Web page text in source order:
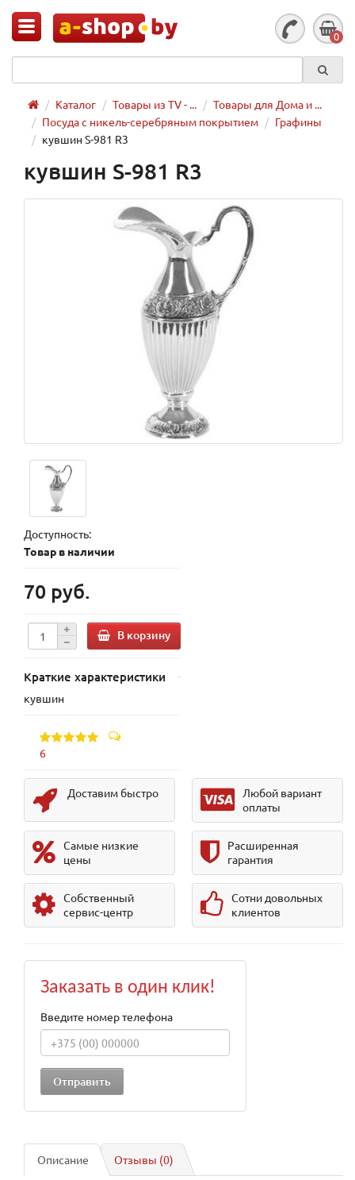
0
Каталог Товары из TV - ...
Товары для Дома и ...
Посуда с никель-серебряным покрытием
Графины
кувшин S-981 R3
кувшин S-981 R3
Доступность:
Товар в наличии
70 руб.
В корзину
Краткие характеристики
кувшин
6
Доставим быстро
Любой вариант
оплаты
Самые низкие
цены
Расширенная
гарантия
Собственный
сервис-центр
Сотни довольных
клиентов
Заказать в один клик!
Введите номер телефона
Описание Отзывы (0)